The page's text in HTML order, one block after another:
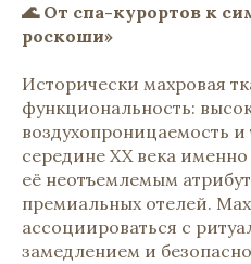
🌊 От спа-курортов к
роскоши»
Исторически махровая
функциональность:
воздухопроницаемость и
середине XX века
её неотъемлемым
премиальных отелей.
ассоциироваться с
замедлением и